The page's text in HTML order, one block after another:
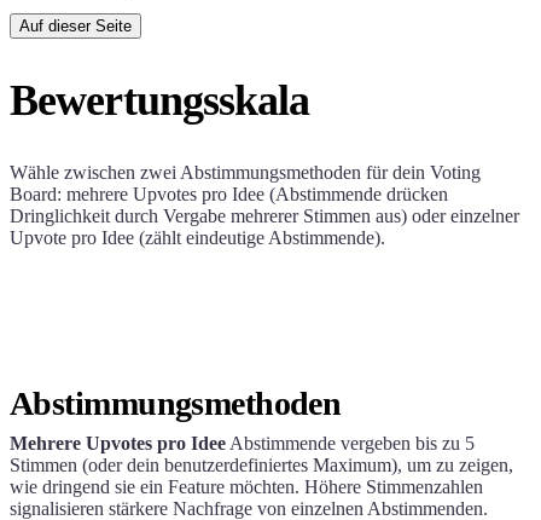
Auf dieser Seite
Bewertungsskala
Wähle zwischen zwei Abstimmungsmethoden für dein Voting
Board: mehrere Upvotes pro Idee (Abstimmende drücken
Dringlichkeit durch Vergabe mehrerer Stimmen aus) oder einzelner
Upvote pro Idee (zählt eindeutige Abstimmende).
Abstimmungsmethoden
Mehrere Upvotes pro Idee Abstimmende vergeben bis zu 5
Stimmen (oder dein benutzerdefiniertes Maximum), um zu zeigen,
wie dringend sie ein Feature möchten. Höhere Stimmenzahlen
signalisieren stärkere Nachfrage von einzelnen Abstimmenden.